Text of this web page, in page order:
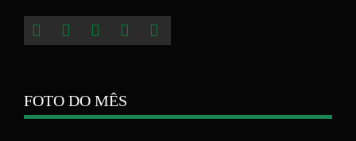
FOTO DO MÊS